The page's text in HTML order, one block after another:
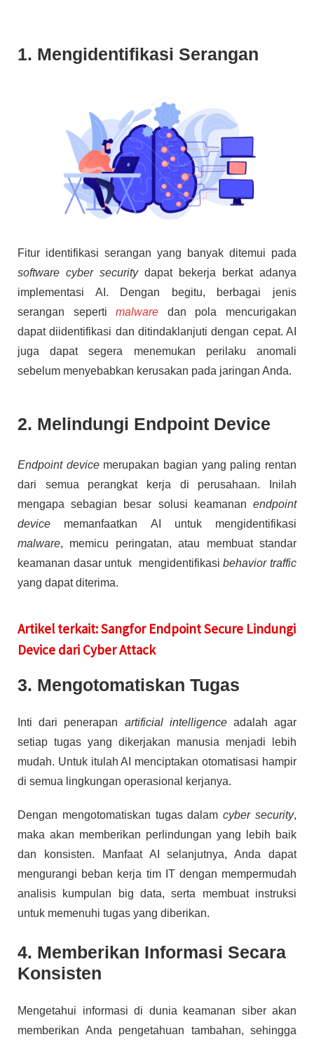
1. Mengidentifikasi Serangan
Fitur identifikasi serangan yang banyak ditemui pada
software cyber securitydapat bekerja berkat adanya
implementasi AI. Dengan begitu, berbagai jenis
serangan sepertimalware dan pola mencurigakan
dapat diidentifikasi dan ditindaklanjuti dengan cepat. AI
juga dapat segera menemukan perilaku anomali
sebelum menyebabkan kerusakan pada jaringan Anda.
2. Melindungi Endpoint Device
Endpoint devicemerupakan bagian yang paling rentan
dari semua perangkat kerja di perusahaan. Inilah
mengapa sebagian besar solusi keamanan endpoint
device memanfaatkan AI untuk mengidentifikasi
malware, memicu peringatan, atau membuat standar
keamanan dasar untuk mengidentifikasi behavior traffic
yang dapat diterima.
Artikel terkait: Sangfor Endpoint Secure Lindungi
Device dari Cyber Attack
3. Mengotomatiskan Tugas
Inti dari penerapan artificial intelligenceadalah agar
setiap tugas yang dikerjakan manusia menjadi lebih
mudah. Untuk itulah AI menciptakan otomatisasi hampir
di semua lingkungan operasional kerjanya.
Dengan mengotomatiskan tugas dalamcyber security,
maka akan memberikan perlindungan yang lebih baik
dan konsisten. Manfaat AI selanjutnya, Anda dapat
mengurangi beban kerja tim IT dengan mempermudah
analisis kumpulan big data, serta membuat instruksi
untuk memenuhi tugas yang diberikan.
4. Memberikan Informasi Secara
Konsisten
Mengetahui informasi di dunia keamanan siber akan
memberikan Anda pengetahuan tambahan, sehingga